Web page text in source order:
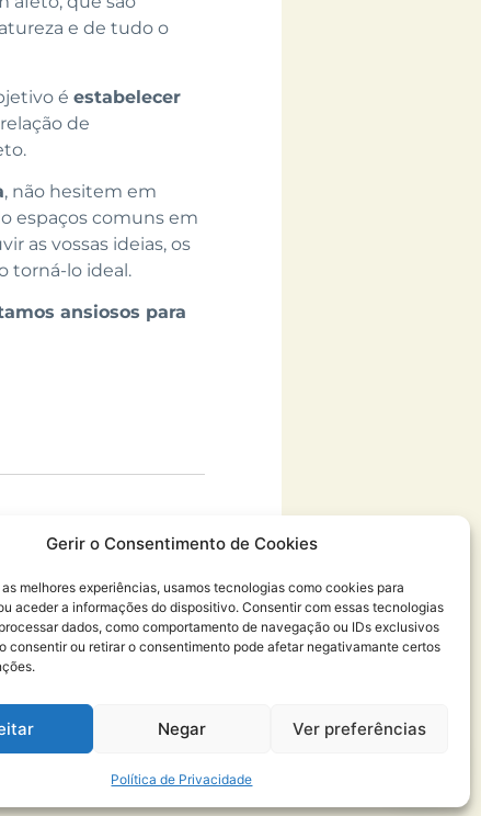
Gerir o Consentimento de Cookies
melhores experiências, usamos tecnologias como cookies para
aceder a informações do dispositivo. Consentir com essas tecnologias
dados, como comportamento de navegação ou IDs exclusivos
consentir ou retirar o consentimento pode afetar negativamante certos
Negar Ver preferências
Política de Privacidade
e de tudo o
é estabelecer
de
, não hesitem em
espaços comuns em
as vossas ideias, os
torná-lo ideal.
ansiosos para
Política de Privacidade